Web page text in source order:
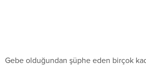
Gebe olduğundan şüphe eden birçok